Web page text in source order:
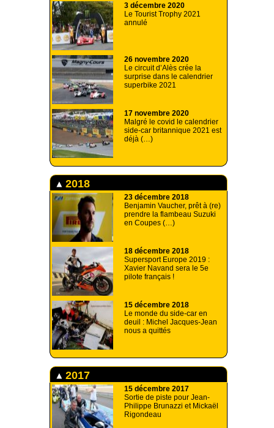
3 décembre 2020
Le Tourist Trophy 2021
annulé
26 novembre 2020
Le circuit d’Alès crée la
surprise dans le calendrier
superbike 2021
17 novembre 2020
Malgré le covid le calendrier
side-car britannique 2021 est
déjà (…)
2018
23 décembre 2018
Benjamin Vaucher, prêt à (re)
prendre la flambeau Suzuki
en Coupes (…)
18 décembre 2018
Supersport Europe 2019 :
Xavier Navand sera le 5e
pilote français !
15 décembre 2018
Le monde du side-car en
deuil : Michel Jacques-Jean
nous a quittés
2017
15 décembre 2017
Sortie de piste pour Jean-
Philippe Brunazzi et Mickaël
Rigondeau